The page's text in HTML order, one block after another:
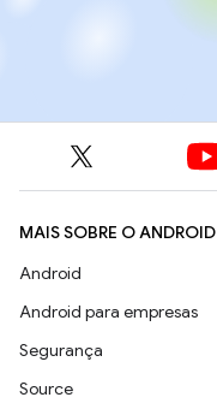
MAIS SOBRE O ANDROID
Android
Android para empresas
Segurança
Source